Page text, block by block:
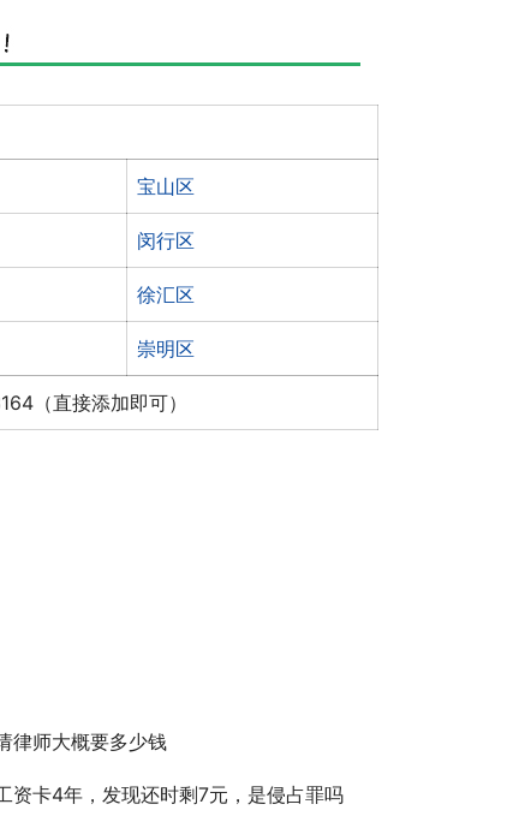
宝山区
闵行区
徐汇区
崇明区
（直接添加即可）
律师大概要多少钱
资卡4年，发现还时剩7元，是侵占罪吗